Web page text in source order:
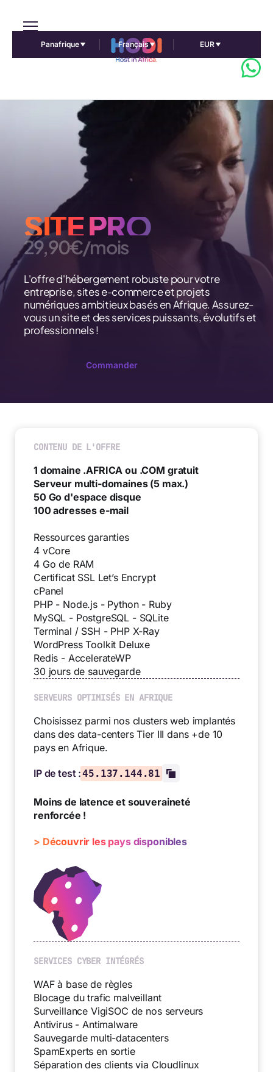
Panafrique Français EUR
SITE PRO
29,90€/mois
L'offre d'hébergement robuste pour votre
entreprise, sites e-commerce et projets
numériques ambitieux basés en Afrique. Assurez-
vous un site et des services puissants, évolutifs et
professionnels !
Commander
CONTENU DE L'OFFRE
1 domaine .AFRICA ou .COM gratuit
Serveur multi-domaines (5 max.)
50 Go d'espace disque
100 adresses e-mail
Ressources garanties
4 vCore
4 Go de RAM
Certificat SSL Let’s Encrypt
cPanel
PHP - Node.js - Python - Ruby
MySQL - PostgreSQL - SQLite
Terminal / SSH - PHP X-Ray
WordPress Toolkit Deluxe
Redis - AccelerateWP
30 jours de sauvegarde
SERVEURS OPTIMISÉS EN AFRIQUE
Choisissez parmi nos clusters web implantés
dans des data-centers Tier III dans +de 10
pays en Afrique.
IP de test :45.137.144.81
Moins de latence et souveraineté
renforcée !
> Découvrir les pays disponibles
SERVICES CYBER INTÉGRÉS
WAF à base de règles
Blocage du trafic malveillant
Surveillance VigiSOC de nos serveurs
Antivirus - Antimalware
Sauvegarde multi-datacenters
SpamExperts en sortie
Séparation des clients via Cloudlinux